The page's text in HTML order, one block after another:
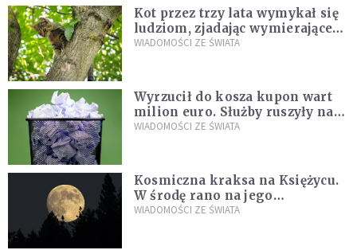
Kot przez trzy lata wymykał się
ludziom, zjadając wymierające
kaczki. W końcu popełnił
WIADOMOŚCI ZE ŚWIATA
Wyrzucił do kosza kupon wart
milion euro. Służby ruszyły na
poszukiwania
WIADOMOŚCI ZE ŚWIATA
Kosmiczna kraksa na Księżycu.
W środę rano na jego
powierzchni dojdzie do
WIADOMOŚCI ZE ŚWIATA